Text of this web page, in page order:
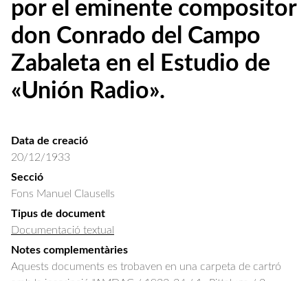
por el eminente compositor
don Conrado del Campo
Zabaleta en el Estudio de
«Unión Radio».
Data de creació
20/12/1933
Secció
Fons Manuel Clausells
Tipus de document
Documentació textual
Notes complementàries
Aquests documents es trobaven en una carpeta de cartró